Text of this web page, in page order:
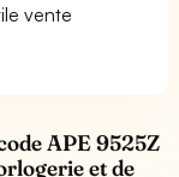
vente
APE 9525Z
et de